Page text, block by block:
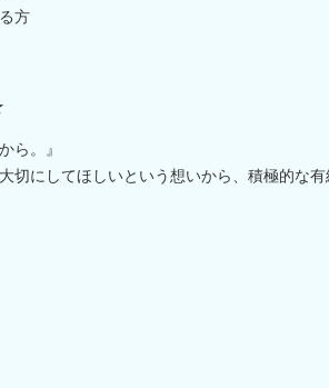
方
ら。』
切にしてほしいという想いから、積極的な